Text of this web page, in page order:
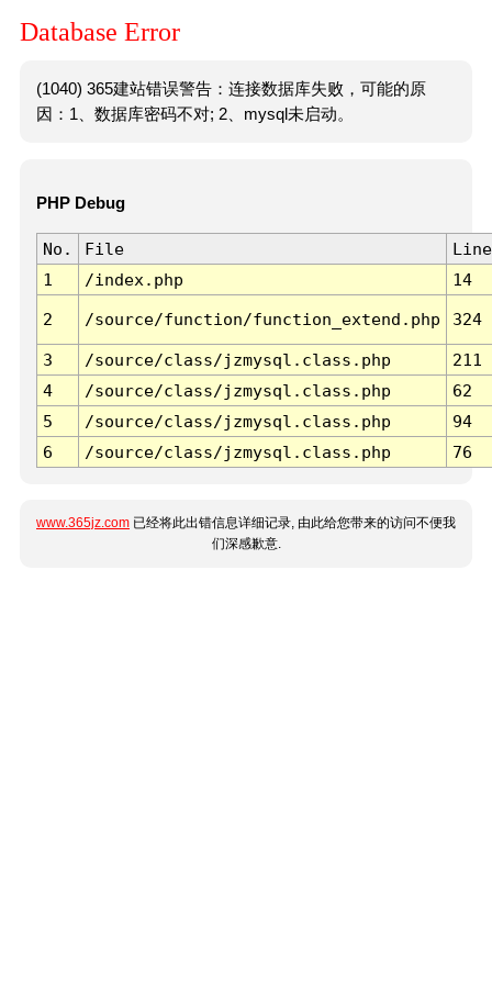
Database Error
(1040) 365建站错误警告：连接数据库失败，可能的原
因：1、数据库密码不对; 2、mysql未启动。
PHP Debug
No. File
Line
1
/index.php 14
2 /source/function/function_extend.php 324
3 /source/class/jzmysql.class.php
211
4
/source/class/jzmysql.class.php
62
5
/source/class/jzmysql.class.php
94
6
/source/class/jzmysql.class.php 76
www.365jz.com 已经将此出错信息详细记录, 由此给您带来的访问不便我
们深感歉意.